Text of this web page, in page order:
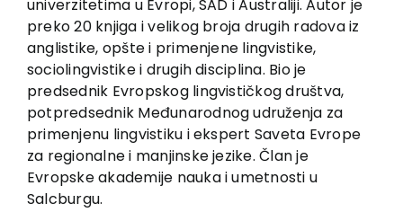
Sale
Authors
News
EU PROJECTS
Contact
univerzitetima u Evropi, SAD i Australiji. Autor je
preko 20 knjiga i velikog broja drugih radova iz
anglistike, opšte i primenjene lingvistike,
sociolingvistike i drugih disciplina. Bio je
predsednik Evropskog lingvističkog društva,
potpredsednik Međunarodnog udruženja za
primenjenu lingvistiku i ekspert Saveta Evrope
za regionalne i manjinske jezike. Član je
Evropske akademije nauka i umetnosti u
Salcburgu.